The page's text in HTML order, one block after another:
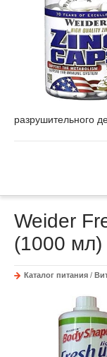
разрушительного
Weider
(1000 мл)
Каталог питания /